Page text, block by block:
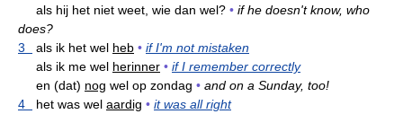
als hij het niet weet, wie dan wel? • if he doesn't know, who
does?
3
als ik het wel heb • if I'm not mistaken
als ik me wel herinner • if I remember correctly
en (dat) nog wel op zondag • and on a Sunday, too!
4
het was wel aardig • it was all right